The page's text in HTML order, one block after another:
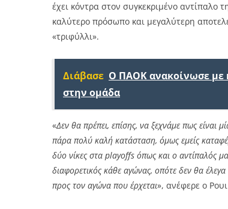
έχει κόντρα στον συγκεκριμένο αντίπαλο
καλύτερο πρόσωπο και μεγαλύτερη
«τριφύλλι».
Διάβασε Ο ΠΑΟΚ ανακοίνωσε με
στην ομάδα
«Δεν θα πρέπει, επίσης, να ξεχνάμε πως
πάρα πολύ καλή κατάσταση, όμως εμείς
δύο νίκες στα playoffs όπως και ο αντίπαλός
διαφορετικός κάθε αγώνας, οπότε δεν θα
προς τον αγώνα που έρχεται», ανέφερε ο